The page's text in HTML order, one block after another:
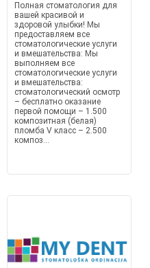
Полная стоматология для
вашей красивой и
здоровой улыбки! Мы
предоставляем все
стоматологические услуги
и вмешательства: Мы
выполняем все
стоматологические услуги
и вмешательства:
стоматологический осмотр
– бесплатно оказание
первой помощи – 1.500
композитная (белая)
пломба V класс – 2.500
композ...